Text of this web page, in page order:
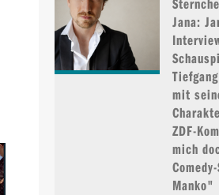
Jana:
mit
ZDF-
mich
Manko"